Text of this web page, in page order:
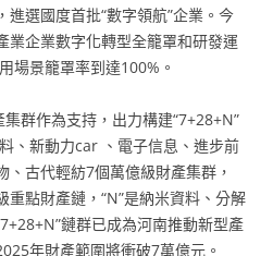
選國度首批“數字領航”企業。今
業企業數字化轉型全籠罩和研發運
場景籠罩率到達100%。
群作為支持，出力構建“7+28+N”
、新動力car 、電子信息、進步前
古代輕紡7個萬億級財產集群，
重點財產鏈，“N”是納米資料、分解
鏈群已成為河南推動新型產
年財產範圍將衝破7萬億元。